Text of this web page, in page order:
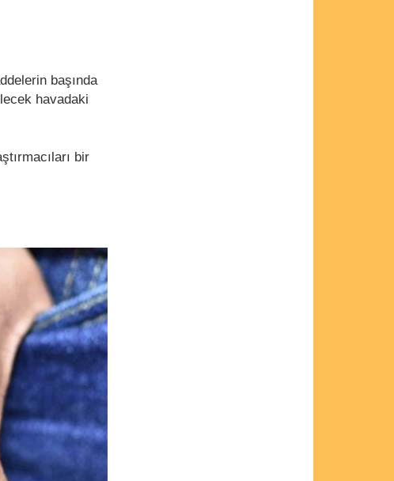
başında
havadaki
bir